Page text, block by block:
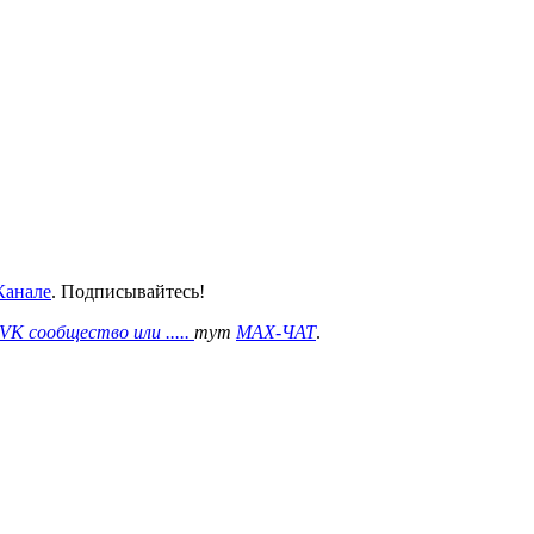
. Подписывайтесь!
VK сообщество или ..... тут MAX-ЧАТ.